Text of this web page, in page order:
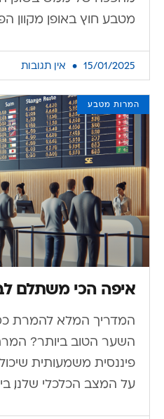
מטבע חוץ באופן מקוון
15/01/2025 אין תגובות
המרות מטבע
איפה הכי משתלם
המדריך המלא להמרת
השער הטוב ביותר?
פיננסית משמעותית
על המצב הכלכלי שלנו,